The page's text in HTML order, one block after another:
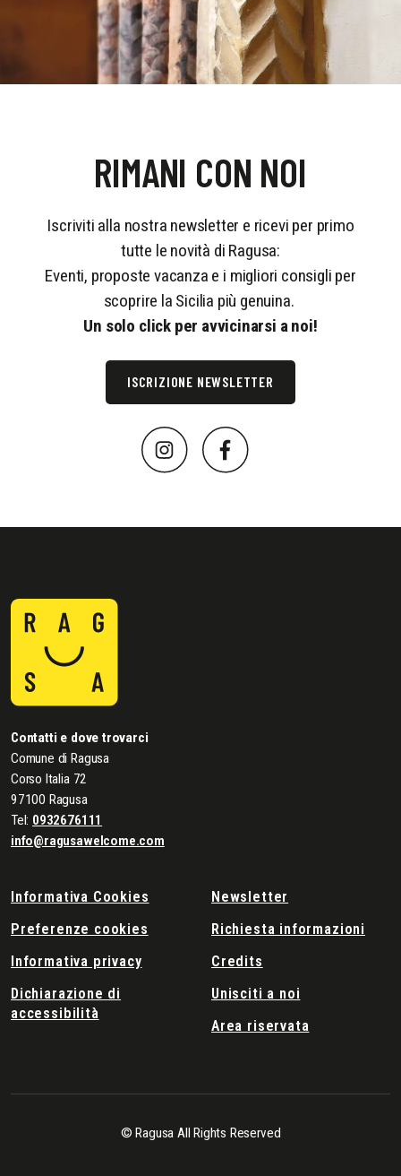
RIMANI CON NOI
Iscriviti alla nostra newsletter e ricevi per primo
tutte le novità di Ragusa:
Eventi, proposte vacanza e i migliori consigli per
scoprire la Sicilia più genuina.
Un solo click per avvicinarsi a noi!
ISCRIZIONE NEWSLETTER
Contatti e dove trovarci
Comune di Ragusa
Corso Italia 72
97100 Ragusa
Tel: 0932676111
info@ragusawelcome.com
Informativa Cookies
Preferenze cookies
Informativa privacy
Dichiarazione di
accessibilità
Newsletter
Richiesta informazioni
Credits
Unisciti a noi
Area riservata
© Ragusa All Rights Reserved